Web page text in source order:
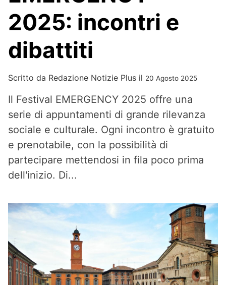
2025: incontri e
dibattiti
Scritto da Redazione Notizie Plus il 20 Agosto 2025
Il Festival EMERGENCY 2025 offre una
serie di appuntamenti di grande rilevanza
sociale e culturale. Ogni incontro è gratuito
e prenotabile, con la possibilità di
partecipare mettendosi in fila poco prima
dell'inizio. Di...